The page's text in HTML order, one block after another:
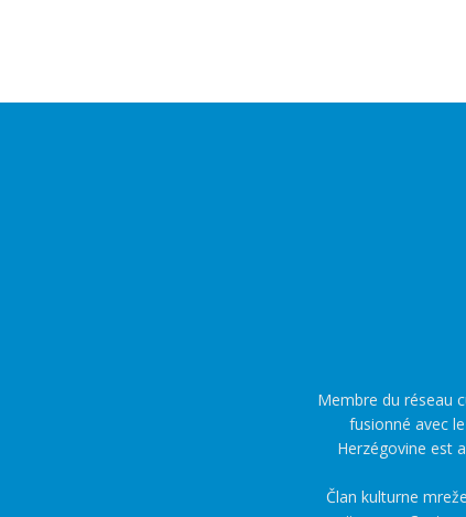
Membre du réseau
fusionné avec
Herzégovine est
Član kulturne